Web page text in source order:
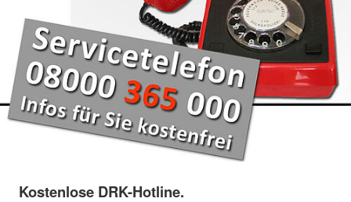
Kostenlose DRK-Hotline.